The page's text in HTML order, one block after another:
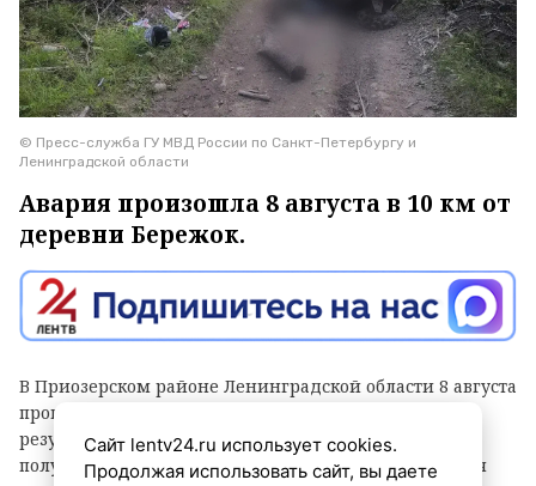
© Пресс-служба ГУ МВД России по Санкт-Петербургу и
Ленинградской области
Авария произошла 8 августа в 10 км от
деревни Бережок.
В Приозерском районе Ленинградской области 8 августа
произошло опрокидывание снегоболотохода. В
результате аварии один человек погиб, а другой
получил травмы различной степени тяжести. Авария
Сайт lentv24.ru использует cookies.
Продолжая использовать сайт, вы даете